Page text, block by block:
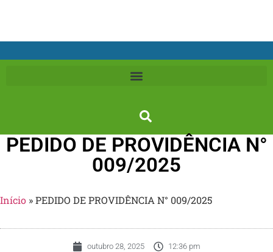
PEDIDO DE PROVIDÊNCIA N°
009/2025
Início »PEDIDO DE PROVIDÊNCIA N° 009/2025
outubro 28, 2025 12:36 pm